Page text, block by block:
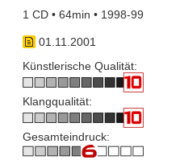
1 CD • 64min • 1998-99
01.11.2001
Künstlerische Qualität:
Klangqualität:
Gesamteindruck: